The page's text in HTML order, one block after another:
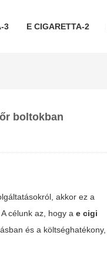
3 E CIGARETTA-2
boltokban
akkor ez a
célunk az, hogy ae cigi
és a költséghatékony,